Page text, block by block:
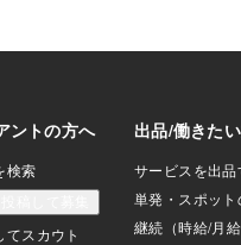
ぞよ。ただねぇ～「子供」に関して
「おそらく存在している！」と思っ
りますぅ～♪そりゃ～「事実婚？」な
「いつ生まれてもおかしくないもん
～♪」どうじゃろか？単に「別れて住
でいる夫婦」とい